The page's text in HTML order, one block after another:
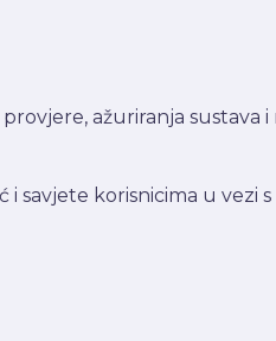
ažuriranja
korisnicima u vezi